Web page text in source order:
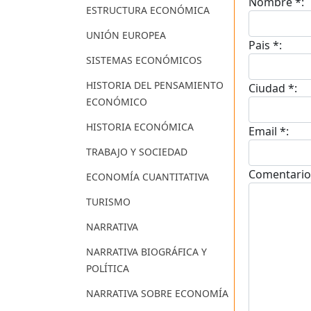
ESTRUCTURA ECONÓMICA
UNIÓN EUROPEA
SISTEMAS ECONÓMICOS
HISTORIA DEL PENSAMIENTO
ECONÓMICO
HISTORIA ECONÓMICA
TRABAJO Y SOCIEDAD
ECONOMÍA CUANTITATIVA
TURISMO
NARRATIVA
NARRATIVA BIOGRÁFICA Y
POLÍTICA
NARRATIVA SOBRE ECONOMÍA
Pais *:
Ciudad *:
Email *: